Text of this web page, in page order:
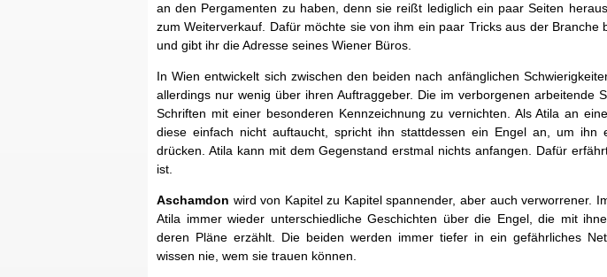
an den Pergamenten zu haben, denn sie reißt lediglich ein paar Seiten
zum Weiterverkauf. Dafür möchte sie von ihm ein paar Tricks aus der Branche
und gibt ihr die Adresse seines Wiener Büros.
In Wien entwickelt sich zwischen den beiden nach anfänglichen
allerdings nur wenig über ihren Auftraggeber. Die im verborgenen arbeitende
Schriften mit einer besonderen Kennzeichnung zu vernichten. Als Atila an
diese einfach nicht auftaucht, spricht ihn stattdessen ein Engel an, um ihn
drücken. Atila kann mit dem Gegenstand erstmal nichts anfangen. Dafür
ist.
Aschamdon wird von Kapitel zu Kapitel spannender, aber auch verworrener.
Atila immer wieder unterschiedliche Geschichten über die Engel, die mit
deren Pläne erzählt. Die beiden werden immer tiefer in ein gefährliches
wissen nie, wem sie trauen können.